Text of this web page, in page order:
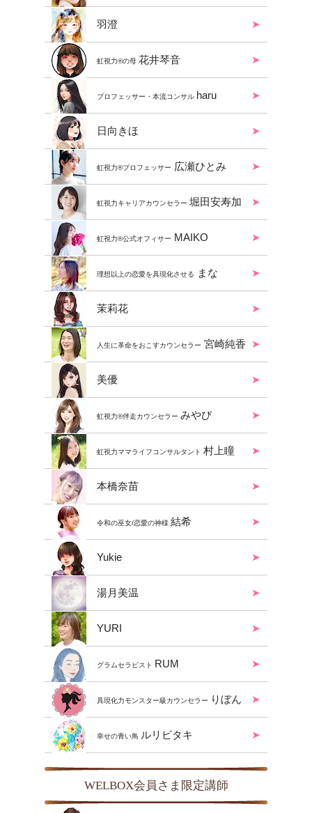
羽澄
虹視力®︎の母 花井琴音
プロフェッサー・本流コンサル haru
日向きほ
虹視力®︎プロフェッサー 広瀬ひとみ
虹視力キャリアカウンセラー 堀田安寿加
虹視力®︎公式オフィサー MAIKO
理想以上の恋愛を具現化させる まな
茉莉花
人生に革命をおこすカウンセラー 宮崎純香
美優
虹視力®️伴走カウンセラー みやび
虹視力ママライフコンサルタント 村上瞳
本橋奈苗
令和の巫女/恋愛の神様 結希
Yukie
湯月美温
YURI
グラムセラピスト RUM
具現化力モンスター級カウンセラー りぼん
幸せの青い鳥 ルリビタキ
WELBOX会員さま限定講師